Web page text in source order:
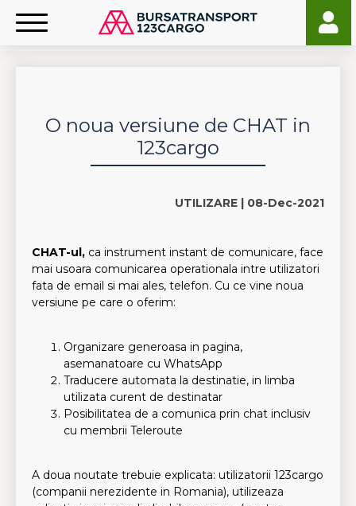
O noua versiune de CHAT in
123cargo
UTILIZARE | 08-Dec-2021
CHAT-ul, ca instrument instant de comunicare, face
mai usoara comunicarea operationala intre utilizatori
fata de email si mai ales, telefon. Cu ce vine noua
versiune pe care o oferim:
Organizare generoasa in pagina,
asemanatoare cu WhatsApp
Traducere automata la destinatie, in limba
utilizata curent de destinatar
Posibilitatea de a comunica prin chat inclusiv
cu membrii Teleroute
A doua noutate trebuie explicata: utilizatorii 123cargo
(companii nerezidente in Romania), utilizeaza